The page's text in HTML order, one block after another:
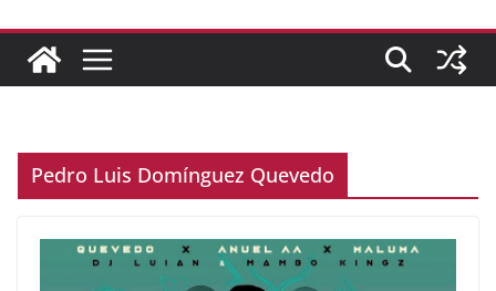
Pedro Luis Domínguez Quevedo